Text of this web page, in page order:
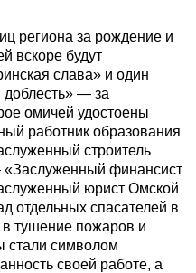
региона за рождение и
вскоре будут
слава» и один
— за
омичей удостоены
работник образования
строитель
финансист
юрист Омской
отдельных спасателей в
тушение пожаров и
стали символом
своей работе, а